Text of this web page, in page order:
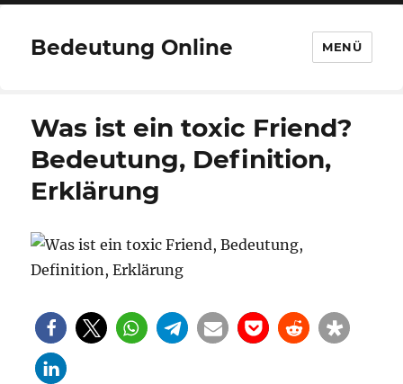
Bedeutung Online MENÜ
Was ist ein toxic Friend?
Bedeutung, Definition,
Erklärung